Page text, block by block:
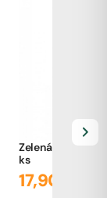
Zelená Země
ks
17,90 €